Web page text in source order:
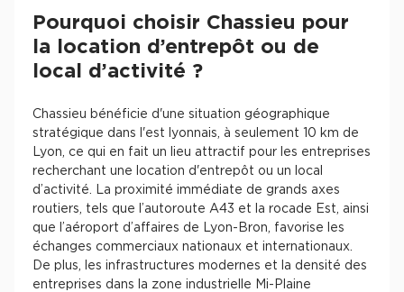
Pourquoi choisir Chassieu pour
la location d’entrepôt ou de
local d’activité ?
Chassieu bénéficie d'une situation géographique
stratégique dans l'est lyonnais, à seulement 10 km de
Lyon, ce qui en fait un lieu attractif pour les entreprises
recherchant une location d'entrepôt ou un local
d’activité. La proximité immédiate de grands axes
routiers, tels que l’autoroute A43 et la rocade Est, ainsi
que l’aéroport d’affaires de Lyon-Bron, favorise les
échanges commerciaux nationaux et internationaux.
De plus, les infrastructures modernes et la densité des
entreprises dans la zone industrielle Mi-Plaine